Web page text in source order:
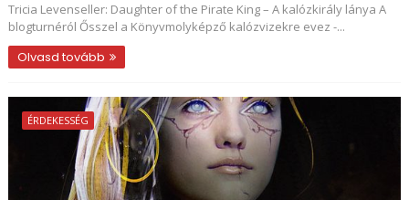
Tricia Levenseller: Daughter ​of the Pirate King – A kalózkirály lánya A
blogturnéról Ősszel a Könyvmolyképző kalózvizekre evez -...
Olvasd tovább
ÉRDEKESSÉG